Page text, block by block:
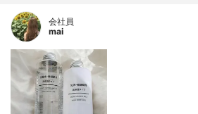
会社員
mai